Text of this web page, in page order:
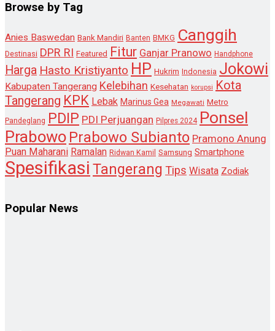
Browse by Tag
Anies Baswedan Bank Mandiri Banten BMKG Canggih
Destinasi DPR RI Featured Fitur Ganjar Pranowo Handphone
Harga Hasto Kristiyanto HP Hukrim Indonesia Jokowi
Kabupaten Tangerang Kelebihan Kesehatan korupsi Kota
Tangerang KPK Lebak Marinus Gea Megawati Metro
Pandeglang PDIP PDI Perjuangan Pilpres 2024 Ponsel
Prabowo Prabowo Subianto Pramono Anung
Puan Maharani Ramalan Ridwan Kamil Samsung Smartphone
Spesifikasi Tangerang Tips Wisata Zodiak
Popular News